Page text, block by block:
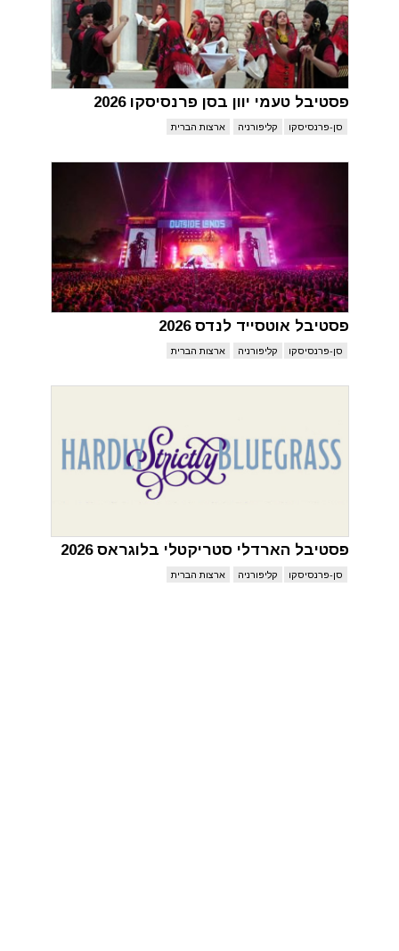
פסטיבל טעמי יוון בסן פרנסיסקו 2026
סן-פרנסיסקו קליפורניה ארצות הברית
פסטיבל אוטסייד לנדס 2026
סן-פרנסיסקו קליפורניה ארצות הברית
פסטיבל הארדלי סטריקטלי בלוגראס 2026
סן-פרנסיסקו קליפורניה ארצות הברית